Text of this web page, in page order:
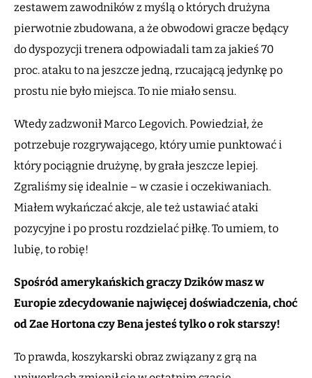
zestawem zawodników z myślą o których drużyna
pierwotnie zbudowana, a że obwodowi gracze będący
do dyspozycji trenera odpowiadali tam za jakieś 70
proc. ataku to na jeszcze jedną, rzucającą jedynkę po
prostu nie było miejsca. To nie miało sensu.
Wtedy zadzwonił Marco Legovich. Powiedział, że
potrzebuje rozgrywającego, który umie punktować i
który pociągnie drużynę, by grała jeszcze lepiej.
Zgraliśmy się idealnie – w czasie i oczekiwaniach.
Miałem wykańczać akcje, ale też ustawiać ataki
pozycyjne i po prostu rozdzielać piłkę. To umiem, to
lubię, to robię!
Spośród amerykańskich graczy Dzików masz w
Europie zdecydowanie najwięcej doświadczenia, choć
od Zae Hortona czy Bena jesteś tylko o rok starszy!
To prawda, koszykarski obraz związany z grą na